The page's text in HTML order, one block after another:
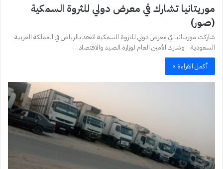
موريتانيا تشارك في معرض دولي للثروة السمكية
(صور)
شاركت موريتانيا في معرض دولي للثروة السمكية انعقد بالرياض في المملكة العربية
السعودية. وشارك الأمين العام لوزارة الصيد والاقتصاد…
أكمل القراءة »